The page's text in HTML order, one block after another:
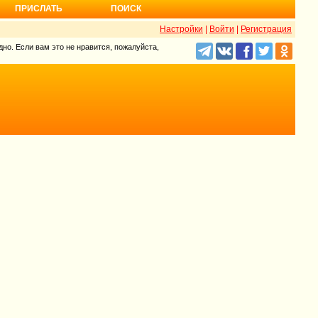
ПРИСЛАТЬ ПОИСК
Настройки Войти Регистрация
Если вам это не нравится, пожалуйста,